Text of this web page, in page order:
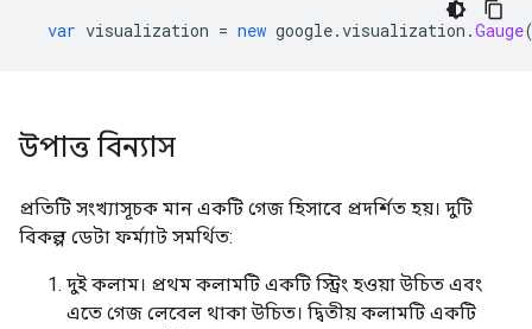
var visualization = new google.visualization .Gauge
উপাত্ত বিন্যাস
প্রতিটি সংখ্যাসূচক মান একটি গেজ হিসাবে প্রদর্শিত হয়। দুটি
বিকল্প ডেটা ফর্ম্যাট সমর্থিত:
দুই কলাম। প্রথম কলামটি একটি স্ট্রিং হওয়া উচিত এবং
এতে গেজ লেবেল থাকা উচিত। দ্বিতীয় কলামটি একটি